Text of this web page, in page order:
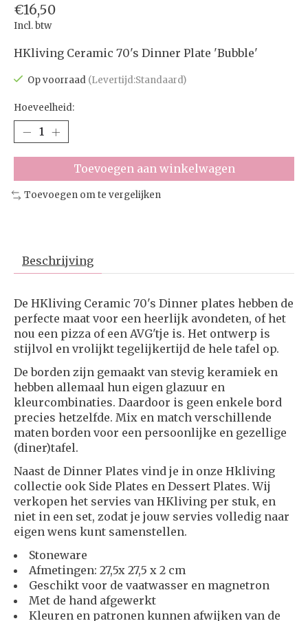
€16,50
Incl. btw
HKliving Ceramic 70's Dinner Plate 'Bubble'
Op voorraad (Levertijd:Standaard)
Hoeveelheid:
Toevoegen aan winkelwagen
Toevoegen om te vergelijken
Beschrijving
De HKliving Ceramic 70's Dinner plates hebben de
perfecte maat voor een heerlijk avondeten, of het
nou een pizza of een AVG'tje is. Het ontwerp is
stijlvol en vrolijkt tegelijkertijd de hele tafel op.
De borden zijn gemaakt van stevig keramiek en
hebben allemaal hun eigen glazuur en
kleurcombinaties. Daardoor is geen enkele bord
precies hetzelfde. Mix en match verschillende
maten borden voor een persoonlijke en gezellige
(diner)tafel.
Naast de Dinner Plates vind je in onze Hkliving
collectie ook Side Plates en Dessert Plates. Wij
verkopen het servies van HKliving per stuk, en
niet in een set, zodat je jouw servies volledig naar
eigen wens kunt samenstellen.
Stoneware
Afmetingen: 27,5x 27,5 x 2 cm
Geschikt voor de vaatwasser en magnetron
Met de hand afgewerkt
Kleuren en patronen kunnen afwijken van de